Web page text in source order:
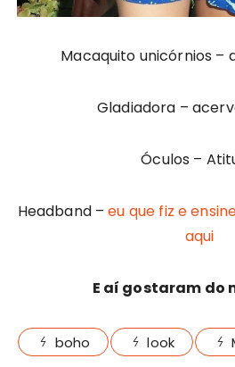
Macaquito unicórnios –
Gladiadora –
Óculos –
Headband –eu que fiz e
aqui
E aí gostaram do
boho look